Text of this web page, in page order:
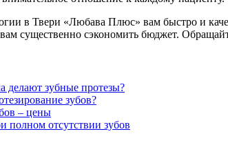
в Твери «Любава Плюс» вам быстро и
существенно сэкономить бюджет.
делают зубные протезы?
зубов?
– цены
полном отсутствии зубов